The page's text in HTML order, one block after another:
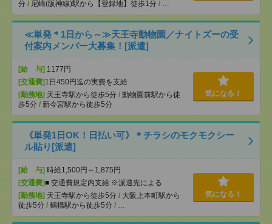
分 / 尼崎(阪神線)駅から【登録地】徒歩1分 / …
≪単発＊1日から～≫天王寺動物園／ナイトズーの受
付案内メンバー大募集！[派遣]
[給 与] 1177円
[交通費] 1日450円迄の実費を支給
[勤務地] 天王寺駅から徒歩5分 / 動物園前駅から徒
歩5分 / 新今宮駅から徒歩5分
気になる！
《単発1日OK！日払い可》＊チラシのモクモクシー
ル貼り[派遣]
[給 与] 時給1,500円～1,875円
[交通費]■ 交通費規定内支給 ※派遣先による
[勤務地] 天王寺駅から徒歩5分 / 大阪上本町駅から
徒歩5分 / 鶴橋駅から徒歩5分 / …
気になる！